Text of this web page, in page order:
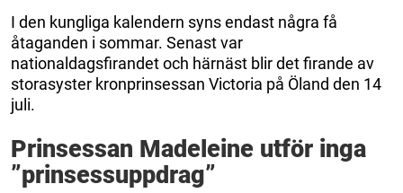
I den kungliga kalendern syns endast några få
åtaganden i sommar. Senast var
nationaldagsfirandet och härnäst blir det firande av
storasyster kronprinsessan Victoria på Öland den 14
juli.
Prinsessan Madeleine utför inga
”prinsessuppdrag”